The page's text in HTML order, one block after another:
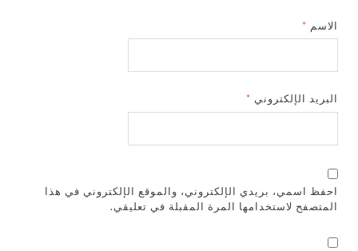
الاسم *
البريد الإلكتروني *
احفظ اسمي، بريدي الإلكتروني، والموقع الإلكتروني في هذا
المتصفح لاستخدامها المرة المقبلة في تعليقي.